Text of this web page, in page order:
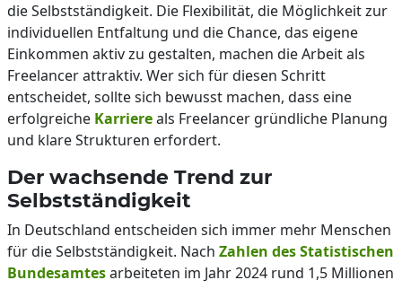
die Selbstständigkeit. Die Flexibilität, die Möglichkeit zur
individuellen Entfaltung und die Chance, das eigene
Einkommen aktiv zu gestalten, machen die Arbeit als
Freelancer attraktiv. Wer sich für diesen Schritt
entscheidet, sollte sich bewusst machen, dass eine
erfolgreiche Karriereals Freelancer gründliche Planung
und klare Strukturen erfordert.
Der wachsende Trend zur
Selbstständigkeit
In Deutschland entscheiden sich immer mehr Menschen
für die Selbstständigkeit. Nach Zahlen des Statistischen
Bundesamtesarbeiteten im Jahr 2024 rund 1,5 Millionen